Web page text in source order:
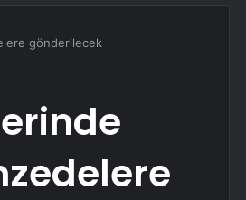
gönderilecek